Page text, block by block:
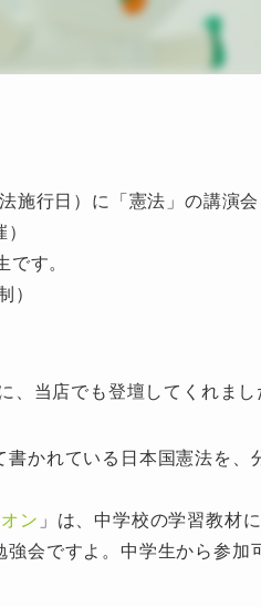
施行日）に「憲法」の講演会
です。
）
、当店でも登壇してくれまし
かれている日本国憲法を
ン 」は、中学校の学習教材
会ですよ。中学生から参